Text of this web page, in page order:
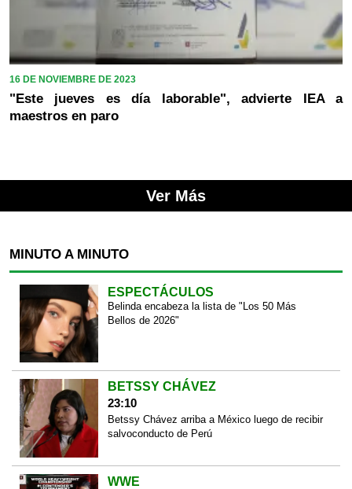
16 DE NOVIEMBRE DE 2023
"Este jueves es día laborable", advierte IEA a
maestros en paro
Ver Más
MINUTO A MINUTO
ESPECTÁCULOS
Belinda encabeza la lista de "Los 50 Más
Bellos de 2026"
BETSSY CHÁVEZ
23:10
Betssy Chávez arriba a México luego de recibir
salvoconducto de Perú
WWE